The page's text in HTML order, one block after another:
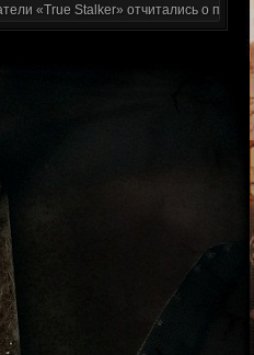
«True Stalker» отчитались о